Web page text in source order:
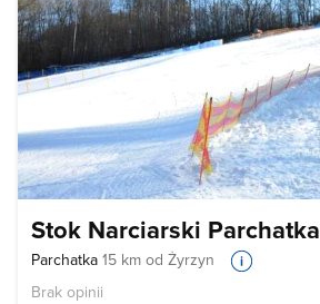
Stok Narciarski Parchatka
Parchatka 15 km od Żyrzyn
Brak opinii